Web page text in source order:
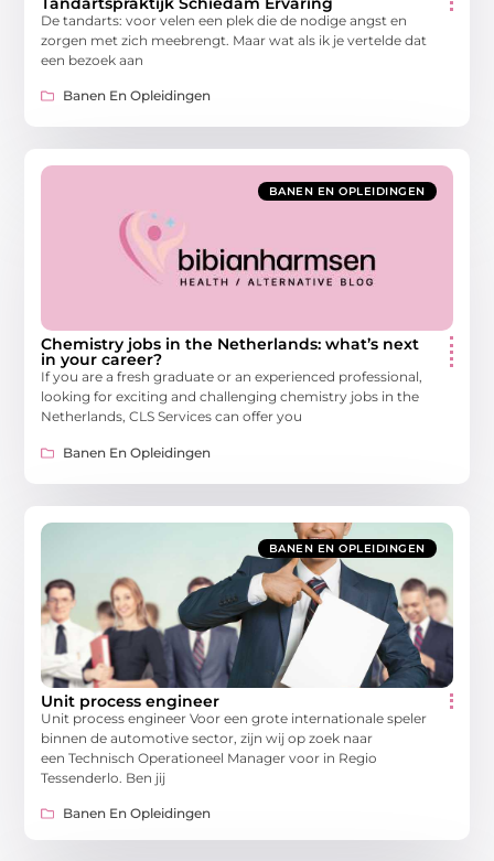
De tandarts: voor velen een plek die de nodige angst en
zorgen met zich meebrengt. Maar wat als ik je vertelde dat
een bezoek aan
Banen En Opleidingen
BANEN EN OPLEIDINGEN
Chemistry jobs in the Netherlands: what’s next
in your career?
If you are a fresh graduate or an experienced professional,
looking for exciting and challenging chemistry jobs in the
Netherlands, CLS Services can offer you
Banen En Opleidingen
BANEN EN OPLEIDINGEN
Unit process engineer
Unit process engineer Voor een grote internationale speler
binnen de automotive sector, zijn wij op zoek naar
een Technisch Operationeel Manager voor in Regio
Tessenderlo. Ben jij
Banen En Opleidingen